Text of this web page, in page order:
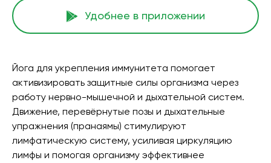
Удобнее в приложении
Йога для укрепления иммунитета помогает
активизировать защитные силы организма через
работу нервно-мышечной и дыхательной систем.
Движение, перевёрнутые позы и дыхательные
упражнения (пранаямы) стимулируют
лимфатическую систему, усиливая циркуляцию
лимфы и помогая организму эффективнее